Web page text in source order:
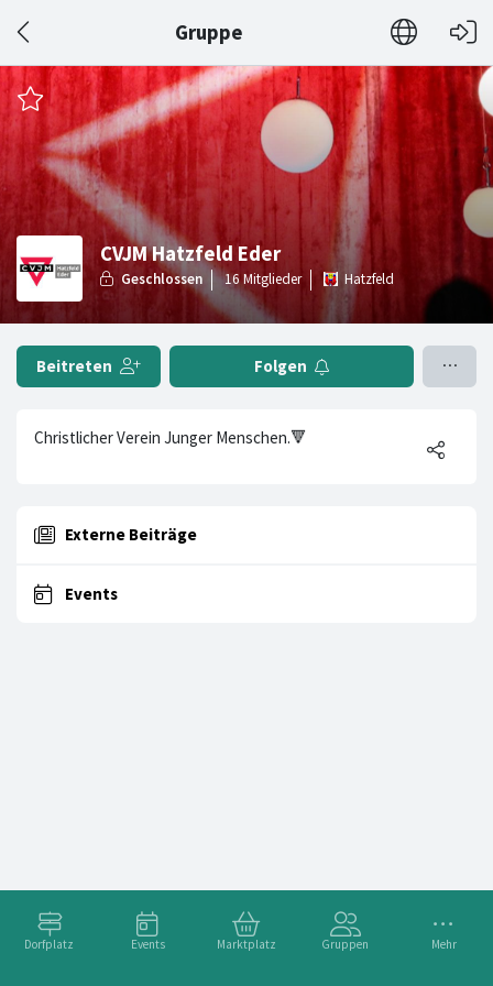
Gruppe
Dorfplatz Events Marktplatz Gruppen Mehr
CVJM Hatzfeld Eder
Hatzfeld
Beitreten Folgen
Christlicher Verein Junger Menschen.🔻
Externe Beiträge
Events